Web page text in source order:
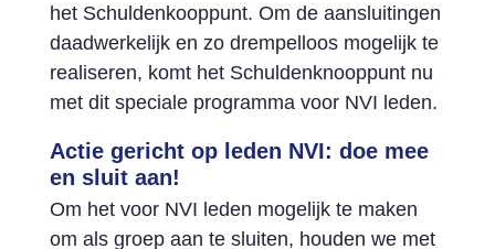
het Schuldenkooppunt. Om de aansluitingen
daadwerkelijk en zo drempelloos mogelijk te
realiseren, komt het Schuldenknooppunt nu
met dit speciale programma voor NVI leden.
Actie gericht op leden NVI: doe mee
en sluit aan!
Om het voor NVI leden mogelijk te maken
om als groep aan te sluiten, houden we met